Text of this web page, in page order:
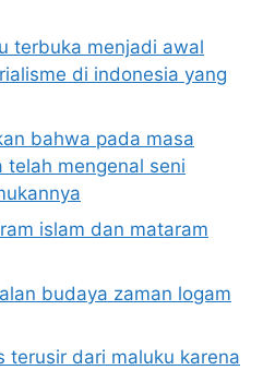
terbuka menjadi awal
di indonesia yang
bahwa pada masa
telah mengenal seni
islam dan mataram
budaya zaman logam
terusir dari maluku karena